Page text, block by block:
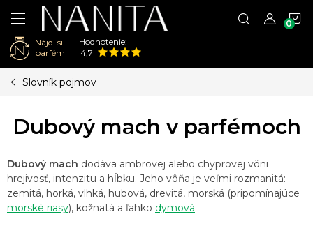
Nájdi si
parfém
Hodnotenie:
4,7
Slovník pojmov
Dubový mach v parfémoch
Dubový mach dodáva ambrovej alebo chyprovej vôni
hrejivosť, intenzitu a hĺbku. Jeho vôňa je veľmi rozmanitá:
zemitá, horká, vlhká, hubová, drevitá, morská (pripomínajúce
morské riasy), kožnatá a ľahko dymová.